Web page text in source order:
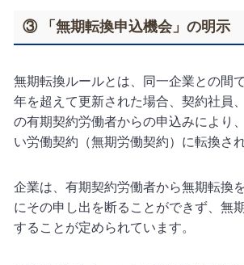
③ 「無期転換申込機会」の明示
無期転換ルールとは、同一企業との間
年を超えて更新された場合、契約社員
の有期契約労働者からの申込みにより
い労働契約（無期労働契約）に転換さ
企業は、有期契約労働者から無期転換
にその申し出を断ることができず、無
することが定められています。